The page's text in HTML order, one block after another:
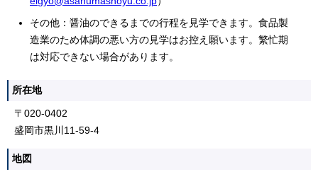
その他：醤油のできるまでの行程を見学できます。食品製
造業のため体調の悪い方の見学はお控え願います。繁忙期
は対応できない場合があります。
所在地
〒020-0402
盛岡市黒川11-59-4
地図